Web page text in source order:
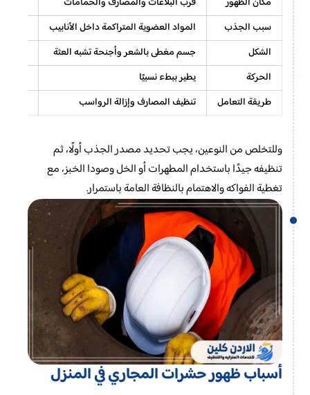
سبب الجذب
المواد العضوية المتراكمة داخل الأنابيب
الشكل
جسم مغطى بالشعر وأجنحة تشبه العثة
الحركة
يطير ببطء نسبيًا
طريقة التعامل
تنظيف المصارف وإزالة الرواسب
وللتخلص من النوعين، يجب تحديد مصدر الجذب أولًا، ثم
تنظيفه جيدًا باستخدام المطهرات أو الخل وصودا الخبز، مع
تغطية الفواكه والاهتمام بالنظافة العامة باستمرار.
أسباب ظهور حشرات المجاري في المنزل